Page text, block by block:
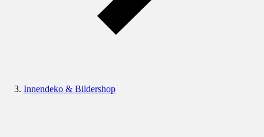
Innendeko & Bildershop